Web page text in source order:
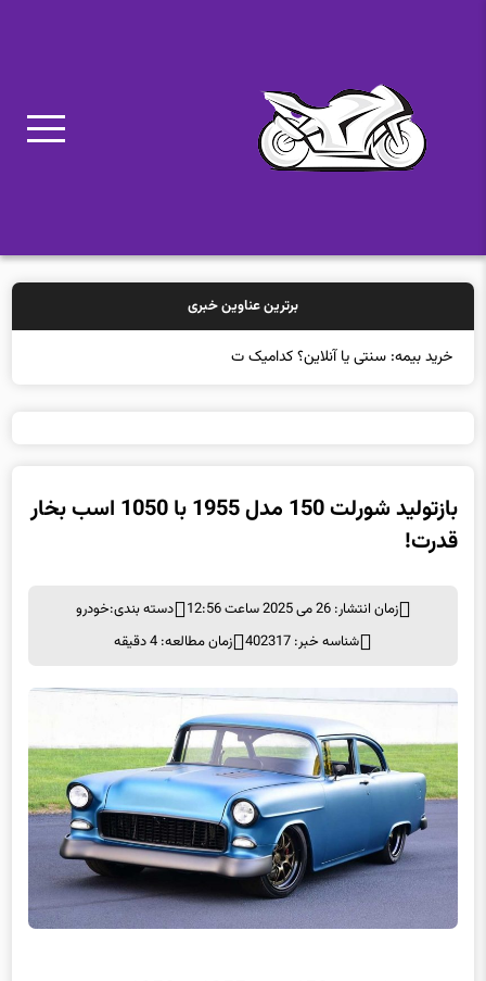
برترین عناوین خبری
خرید بیمه: سنتی یا آنلاین؟ کدامیک تجربه بهت
بازتولید شورلت 150 مدل 1955 با 1050 اسب بخار
قدرت!
زمان انتشار: 26 می 2025 ساعت 12:56 دسته بندی:خودرو
شناسه خبر: 402317
زمان مطالعه: 4 دقیقه